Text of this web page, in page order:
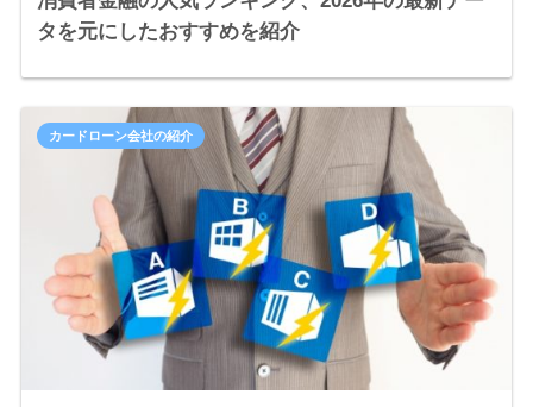
タを元にしたおすすめを紹介
カードローン会社の紹介